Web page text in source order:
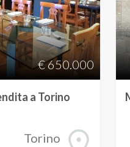
€ 650.000
a Torino
Torino